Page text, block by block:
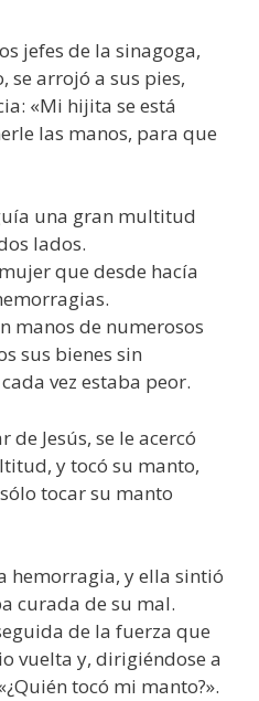
jefes de la sinagoga,
se arrojó a sus pies,
«Mi hijita se está
las manos, para que
una gran multitud
lados.
que desde hacía
manos de numerosos
sus bienes sin
vez estaba peor.
Jesús, se le acercó
y tocó su manto,
tocar su manto
hemorragia, y ella sintió
curada de su mal.
de la fuerza que
vuelta y, dirigiéndose a
tocó mi manto?».